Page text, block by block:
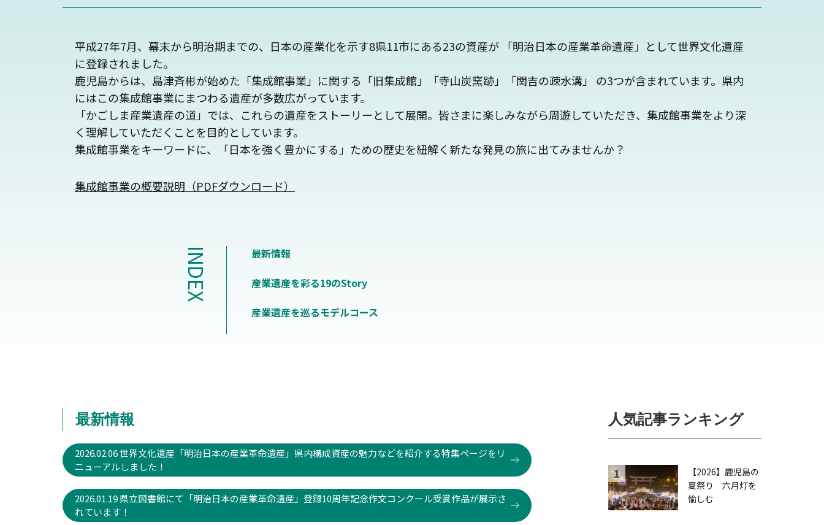
平成27年7月、幕末から明治期までの、日本の産業化を示す8県11市にある23の資産が 「明治日本の産業革命遺産」として世界文化遺産
に登録されました。
鹿児島からは、島津斉彬が始めた「集成館事業」に関する「旧集成館」「寺山炭窯跡」「関吉の疎水溝」 の3つが含まれています。県内
にはこの集成館事業にまつわる遺産が多数広がっています。
「かごしま産業遺産の道」では、これらの遺産をストーリーとして展開。皆さまに楽しみながら周遊していただき、集成館事業をより深
く理解していただくことを目的としています。
集成館事業をキーワードに、「日本を強く豊かにする」ための歴史を紐解く新たな発見の旅に出てみませんか？
集成館事業の概要説明（PDFダウンロード）
INDEX
最新情報
産業遺産を彩る19のStory
産業遺産を巡るモデルコース
最新情報
2026.02.06 世界文化遺産「明治日本の産業革命遺産」県内構成資産の魅力などを紹介する特集ページをリ
ニューアルしました！
2026.01.19 県立図書館にて「明治日本の産業革命遺産」登録10周年記念作文コンクール受賞作品が展示さ
れています！
人気記事ランキング
【2026】鹿児島の
夏祭り 六月灯を
愉しむ